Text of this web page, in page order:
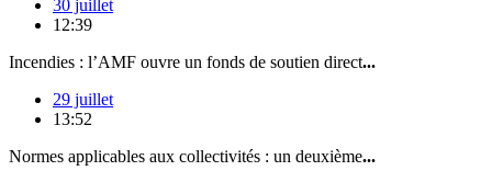
30 juillet
12:39
Incendies : l’AMF ouvre un fonds de soutien direct...
29 juillet
13:52
Normes applicables aux collectivités : un deuxième...